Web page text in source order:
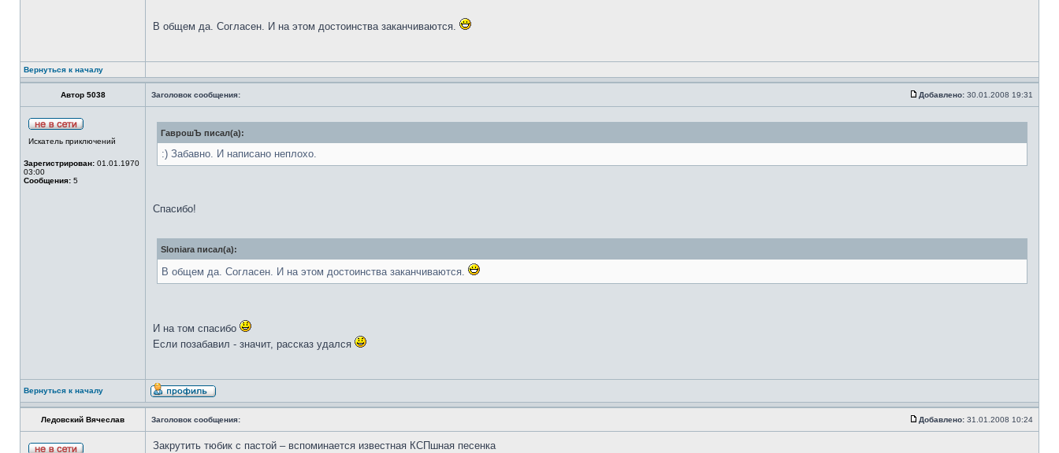
В общем да. Согласен. И на этом достоинства заканчиваются.
Вернуться к началу
Автор 5038 Заголовок сообщения: Добавлено: 30.01.2008 19:31
Искатель приключений
Зарегистрирован: 01.01.1970
03:00
Сообщения: 5
ГаврошЪ писал(а):
:) Забавно. И написано неплохо.
Спасибо!
Sloniara писал(а):
В общем да. Согласен. И на этом достоинства заканчиваются.
И на том спасибо
Если позабавил - значит, рассказ удался
Вернуться к началу
Ледовский Вячеслав Заголовок сообщения: Добавлено: 31.01.2008 10:24
Закрутить тюбик с пастой – вспоминается известная КСПшная песенка